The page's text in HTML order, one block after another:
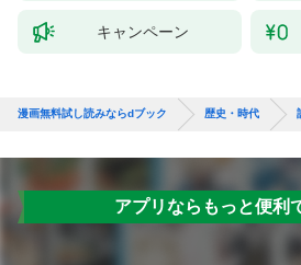
キャンペーン
漫画無料試し読みならdブック 歴史・時代
アプリならもっと便利